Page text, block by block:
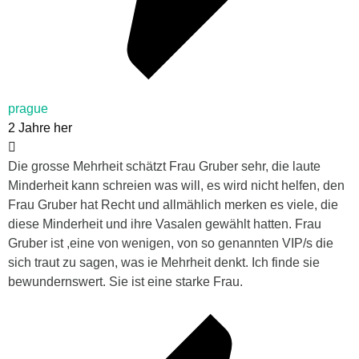
prague
2 Jahre her
Die grosse Mehrheit schätzt Frau Gruber sehr, die laute
Minderheit kann schreien was will, es wird nicht helfen, den
Frau Gruber hat Recht und allmählich merken es viele, die
diese Minderheit und ihre Vasalen gewählt hatten. Frau
Gruber ist ,eine von wenigen, von so genannten VIP/s die
sich traut zu sagen, was ie Mehrheit denkt. Ich finde sie
bewundernswert. Sie ist eine starke Frau.